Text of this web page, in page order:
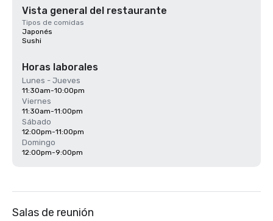
Vista general del restaurante
Tipos de comidas
Japonés
Sushi
Horas laborales
Lunes - Jueves
11:30am-10:00pm
Viernes
11:30am-11:00pm
Sábado
12:00pm-11:00pm
Domingo
12:00pm-9:00pm
Salas de reunión